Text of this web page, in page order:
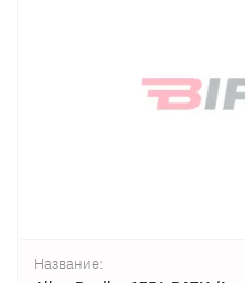
Название: